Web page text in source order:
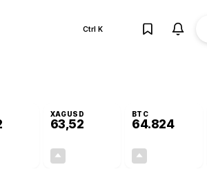
Ctrl K
XAGUSD
63,52
BTC
64.824